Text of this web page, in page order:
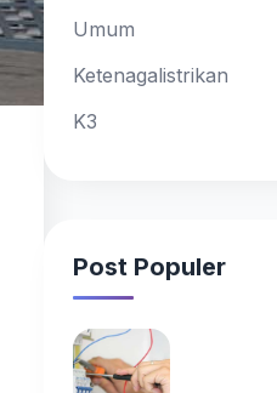
Umum
Ketenagalistrikan
K3
Post Populer